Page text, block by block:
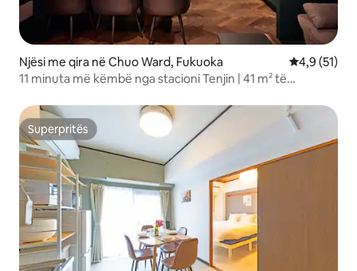
Njësi me qira në Chuo Ward, Fukuoka Vlerësimi
4,9 (51)
11 minuta më këmbë nga stacioni Tenjin | 41 m² të
Cilësi me ngjyrë druri dhe të bardhë.
Superpritës
Superpritës